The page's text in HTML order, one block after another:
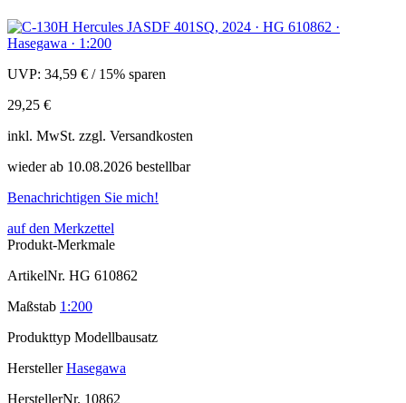
UVP: 34,59 € / 15% sparen
29,25 €
inkl. MwSt. zzgl. Versandkosten
wieder ab 10.08.2026 bestellbar
Benachrichtigen Sie mich!
auf den Merkzettel
Produkt-Merkmale
ArtikelNr. HG 610862
Maßstab 1:200
Produkttyp Modellbausatz
Hersteller Hasegawa
HerstellerNr. 10862